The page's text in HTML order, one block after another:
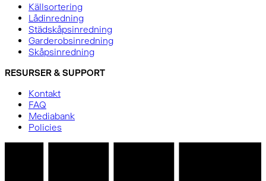
Källsortering
Lådinredning
Städskåpsinredning
Garderobsinredning
Skåpsinredning
RESURSER & SUPPORT
Kontakt
FAQ
Mediabank
Policies